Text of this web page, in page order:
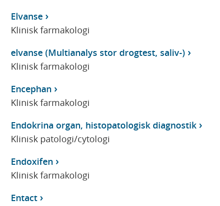
Elvanse
Klinisk farmakologi
elvanse (Multianalys stor drogtest, saliv-)
Klinisk farmakologi
Encephan
Klinisk farmakologi
Endokrina organ, histopatologisk diagnostik
Klinisk patologi/cytologi
Endoxifen
Klinisk farmakologi
Entact